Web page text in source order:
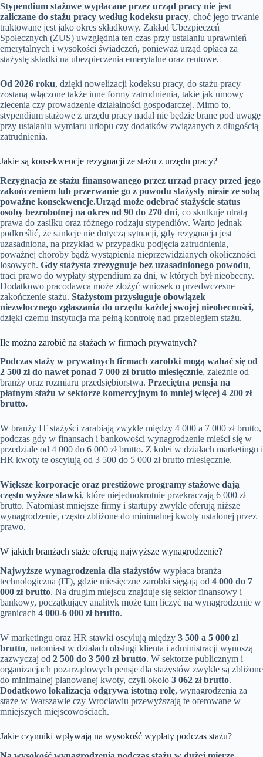
Stypendium stażowe wypłacane przez urząd pracy nie jest
zaliczane do stażu pracy według kodeksu pracy, choć jego trwanie
traktowane jest jako okres składkowy. Zakład Ubezpieczeń
Społecznych (ZUS) uwzględnia ten czas przy ustalaniu uprawnień
emerytalnych i wysokości świadczeń, ponieważ urząd opłaca za
stażystę składki na ubezpieczenia emerytalne oraz rentowe.
Od 2026 roku, dzięki nowelizacji kodeksu pracy, do stażu pracy
zostaną włączone także inne formy zatrudnienia, takie jak umowy
zlecenia czy prowadzenie działalności gospodarczej. Mimo to,
stypendium stażowe z urzędu pracy nadal nie będzie brane pod uwagę
przy ustalaniu wymiaru urlopu czy dodatków związanych z długością
zatrudnienia.
Jakie są konsekwencje rezygnacji ze stażu z urzędu pracy?
Rezygnacja ze stażu finansowanego przez urząd pracy przed jego
zakończeniem lub przerwanie go z powodu stażysty niesie ze sobą
poważne konsekwencje.Urząd może odebrać stażyście status
osoby bezrobotnej na okres od 90 do 270 dni, co skutkuje utratą
prawa do zasiłku oraz różnego rodzaju stypendiów. Warto jednak
podkreślić, że sankcje nie dotyczą sytuacji, gdy rezygnacja jest
uzasadniona, na przykład w przypadku podjęcia zatrudnienia,
poważnej choroby bądź wystąpienia nieprzewidzianych okoliczności
losowych. Gdy stażysta zrezygnuje bez uzasadnionego powodu,
traci prawo do wypłaty stypendium za dni, w których był nieobecny.
Dodatkowo pracodawca może złożyć wniosek o przedwczesne
zakończenie stażu. Stażystom przysługuje obowiązek
niezwłocznego zgłaszania do urzędu każdej swojej nieobecności,
dzięki czemu instytucja ma pełną kontrolę nad przebiegiem stażu.
Ile można zarobić na stażach w firmach prywatnych?
Podczas staży w prywatnych firmach zarobki mogą wahać się od
2 500 zł do nawet ponad 7 000 zł brutto miesięcznie, zależnie od
branży oraz rozmiaru przedsiębiorstwa. Przeciętna pensja na
płatnym stażu w sektorze komercyjnym to mniej więcej 4 200 zł
brutto.
W branży IT stażyści zarabiają zwykle między 4 000 a 7 000 zł brutto,
podczas gdy w finansach i bankowości wynagrodzenie mieści się w
przedziale od 4 000 do 6 000 zł brutto. Z kolei w działach marketingu i
HR kwoty te oscylują od 3 500 do 5 000 zł brutto miesięcznie.
Większe korporacje oraz prestiżowe programy stażowe dają
często wyższe stawki, które niejednokrotnie przekraczają 6 000 zł
brutto. Natomiast mniejsze firmy i startupy zwykle oferują niższe
wynagrodzenie, często zbliżone do minimalnej kwoty ustalonej przez
prawo.
W jakich branżach staże oferują najwyższe wynagrodzenie?
Najwyższe wynagrodzenia dla stażystów wypłaca branża
technologiczna (IT), gdzie miesięczne zarobki sięgają od 4 000 do 7
000 zł brutto. Na drugim miejscu znajduje się sektor finansowy i
bankowy, początkujący analityk może tam liczyć na wynagrodzenie w
granicach 4 000-6 000 zł brutto.
W marketingu oraz HR stawki oscylują między 3 500 a 5 000 zł
brutto, natomiast w działach obsługi klienta i administracji wynoszą
zazwyczaj od 2 500 do 3 500 zł brutto. W sektorze publicznym i
organizacjach pozarządowych pensje dla stażystów zwykle są zbliżone
do minimalnej planowanej kwoty, czyli około 3 062 zł brutto.
Dodatkowo lokalizacja odgrywa istotną rolę, wynagrodzenia za
staże w Warszawie czy Wrocławiu przewyższają te oferowane w
mniejszych miejscowościach.
Jakie czynniki wpływają na wysokość wypłaty podczas stażu?